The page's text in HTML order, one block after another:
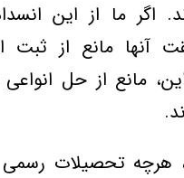
اگر ما از این
آنها مانع از ثبت
مانع از حل
هرچه تحصیلات